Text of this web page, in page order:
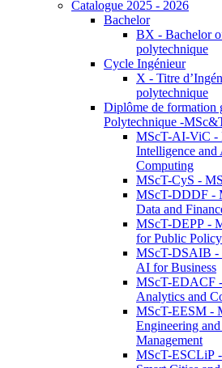
Catalogue 2025 - 2026
Bachelor
BX - Bachelor
polytechnique
Cycle Ingénieur
X - Titre
polytechnique
Diplôme de formation
Polytechnique -
MScT-AI-ViC -
Intelligence and
Computing
MScT-CyS -
MScT-DDDF -
Data and
MScT-DEPP -
for Public
MScT-DSAIB -
AI for Business
MScT-EDACF
Analytics and
MScT-EESM -
Engineering
Management
MScT-ESCLiP